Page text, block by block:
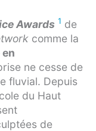
Awards 1 de
comme la
ne cesse de
fluvial. Depuis
du Haut
de